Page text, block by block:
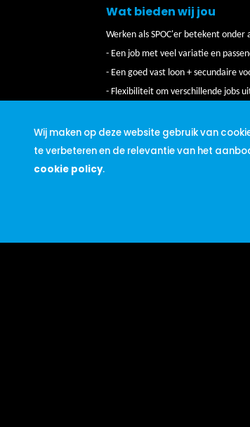
Wat bieden wij jou
Werken als SPOC'er betekent onder
- Een job met veel variatie en
- Een goed vast loon + secundaire
- Flexibiliteit om verschillende jobs
Wat vragen wij van jou
- Je beschikt over een afgeronde
Wij maken op deze website gebruik van
te verbeteren en de relevantie van het
cookie policy.